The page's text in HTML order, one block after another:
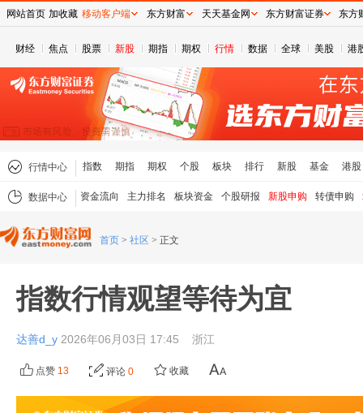
财经 焦点 股票 新股 期指 期权 行情 数据 全球 美股 港
行情中心 指数 期指 期权 个股 板块 排行 新股 基金 港股
数据中心 资金流向 主力排名 板块资金 个股研报 新股申购 转债申购
首页 > 社区 > 正文
指数行情观望等待为宜
达善d_y 2026年06月03日 17:45 浙江
点赞 13 评论 0 收藏
网站首页 加收藏 移动客户端 东方财富 天天基金网 东方财富证券 东方